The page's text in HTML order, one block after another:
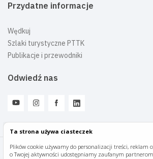
Ta strona używa ciasteczek
Plików cookie używamy do personalizacji treści, reklam
o Twojej aktywności udostępniamy zaufanym
Przydatne informacje
Wędkuj
Szlaki turystyczne PTTK
Publikacje i przewodniki
Odwiedź nas
Mazury Travel © 2026